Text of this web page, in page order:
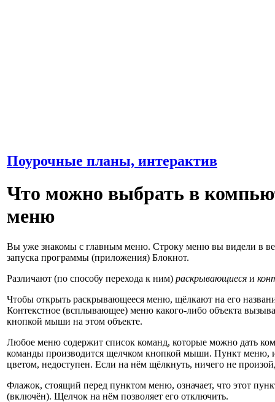
Поурочные планы, интерактив
Что можно выбрать в
меню
Вы уже знакомы с главным меню. Строку меню вы видели в
запуска программы (приложения) Блокнот.
Различают (по способу перехода к ним) раскрывающиеся и
Чтобы открыть раскрывающееся меню, щёлкают на его
Контекстное (всплывающее) меню какого-либо объекта
кнопкой мыши на этом объекте.
Любое меню содержит список команд, которые можно дать
команды производится щелчком кнопкой мыши. Пункт меню,
цветом, недоступен. Если на нём щёлкнуть, ничего не
Флажок, стоящий перед пунктом меню, означает, что этот
(включён). Щелчок на нём позволяет его отключить.